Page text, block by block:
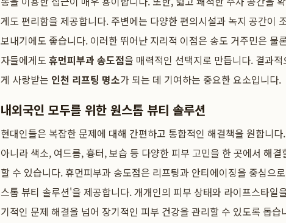
게도 편리함을 제공합니다. 주변에는 다양한 편의시설과 녹지 공간이
보내기에도 좋습니다. 이러한 뛰어난 지리적 이점은 송도 거주민은 물
자들에게도 휴먼피부과 송도점을 매력적인 선택지로 만듭니다. 결과
게 사랑받는 인천 리프팅 명소가 되는 데 기여하는 중요한 요소입니다.
내외국인 모두를 위한 원스톱 뷰티 솔루션
현대인들은 복잡한 문제에 대해 간편하고 통합적인 해결책을 원합니
아니라 색소, 여드름, 흉터, 보습 등 다양한 피부 고민을 한 곳에서 해
할 수 있습니다. 휴먼피부과 송도점은 리프팅과 안티에이징을 중심으
스톱 뷰티 솔루션'을 제공합니다. 개개인의 피부 상태와 라이프스타일
기적인 문제 해결을 넘어 장기적인 피부 건강을 관리할 수 있도록 돕